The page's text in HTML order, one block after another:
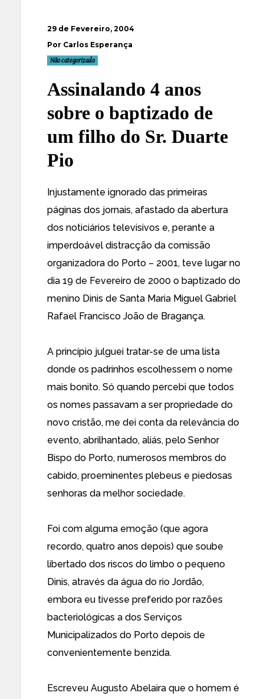
29 de Fevereiro, 2004
Por Carlos Esperança
Não categorizado
Assinalando 4 anos
sobre o baptizado de
um filho do Sr. Duarte
Pio
Injustamente ignorado das primeiras
páginas dos jornais, afastado da abertura
dos noticiários televisivos e, perante a
imperdoável distracção da comissão
organizadora do Porto – 2001, teve lugar no
dia 19 de Fevereiro de 2000 o baptizado do
menino Dinis de Santa Maria Miguel Gabriel
Rafael Francisco João de Bragança.
A princípio julguei tratar-se de uma lista
donde os padrinhos escolhessem o nome
mais bonito. Só quando percebi que todos
os nomes passavam a ser propriedade do
novo cristão, me dei conta da relevância do
evento, abrilhantado, aliás, pelo Senhor
Bispo do Porto, numerosos membros do
cabido, proeminentes plebeus e piedosas
senhoras da melhor sociedade.
Foi com alguma emoção (que agora
recordo, quatro anos depois) que soube
libertado dos riscos do limbo o pequeno
Dinis, através da água do rio Jordão,
embora eu tivesse preferido por razões
bacteriológicas a dos Serviços
Municipalizados do Porto depois de
convenientemente benzida.
Escreveu Augusto Abelaira que o homem é